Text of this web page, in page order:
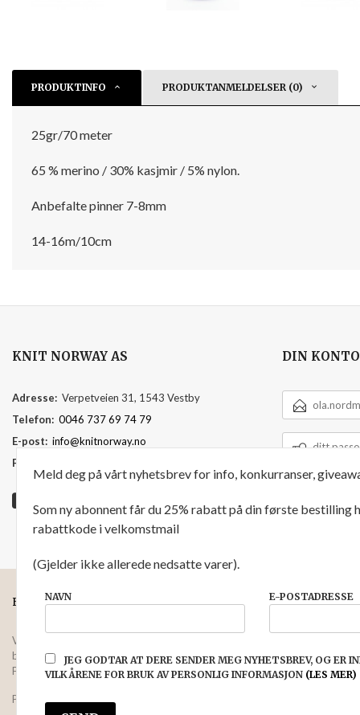
PRODUKTINFO PRODUKTANMELDELSER (0)
25gr/70 meter
65 % merino / 30% kasjmir / 5% nylon.
Anbefalte pinner 7-8mm
14-16m/10cm
KNIT NORWAY AS
Adresse: Verpetveien 31, 1543 Vestby
Telefon: 0046 737 69 74 79
E-post: info@knitnorway.no
Foretaksregisteret:
DIN KONTO
POSTADRESSE
FRAKT KJØPSBETINGELSER SIKKERHET OG PERSONVERN
Vår nettbutikk bruker cookies slik at du får en bedre kjøpsopplevelse og
bruker cookies hovedsaklig til å lagre innloggingsdetaljer og huske hva
Fortsett å bruke siden som normalt om du godtar dette.Les mereller
Powered by
Meld deg på vårt nyhetsbrev for info, konkurranser,
Som ny abonnent får du 25% rabatt på din første bestilling
rabattkode i velkomstmail
(Gjelder ikke allerede nedsatte varer).
NAVN E-POSTADRESSE
JEG GODTAR AT DERE SENDER MEG NYHETSBREV, OG ER
VILKÅRENE FOR BRUK AV PERSONLIG INFORMASJON (LES MER)